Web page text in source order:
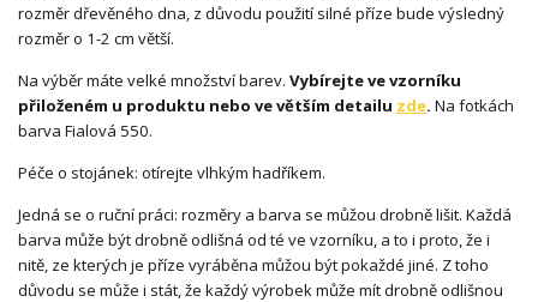
rozměr dřevěného dna, z důvodu použití silné příze bude výsledný
rozměr o 1-2 cm větší.
Na výběr máte velké množství barev. Vybírejte ve vzorníku
přiloženém u produktu nebo ve větším detailu zde. Na fotkách
barva Fialová 550.
Péče o stojánek: otírejte vlhkým hadříkem.
Jedná se o ruční práci: rozměry a barva se můžou drobně lišit. Každá
barva může být drobně odlišná od té ve vzorníku, a to i proto, že i
nitě, ze kterých je příze vyráběna můžou být pokaždé jiné. Z toho
důvodu se může i stát, že každý výrobek může mít drobně odlišnou